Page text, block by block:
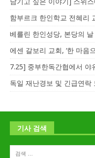
함부르크 한인학교 전혜리
베를린 한인성당, 본당의 날
에센 갈보리 교회, ‘한 마음
7.25] 중부한독간협에서 야
독일 재난경보 및 긴급연락
기사 검색